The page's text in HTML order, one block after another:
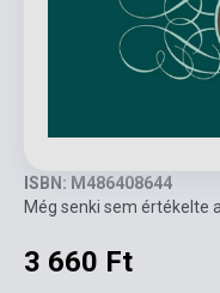
ISBN: M486408644
Még senki sem értékelte
3 660 Ft